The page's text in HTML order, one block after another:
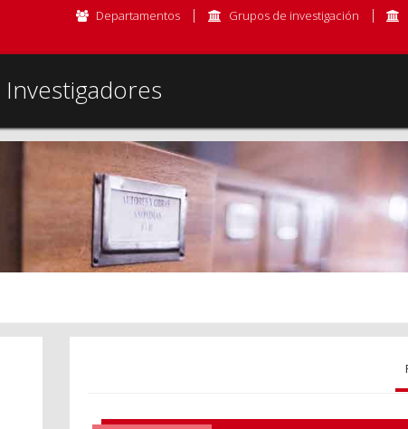
Departamentos Grupos de investigación